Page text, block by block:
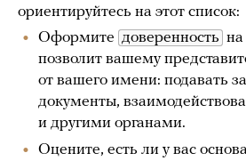
ориентируйтесь на этот список:
Оформите доверенность
позволит вашему
от вашего имени: подавать
документы,
и другими органами.
Оцените, есть ли у вас